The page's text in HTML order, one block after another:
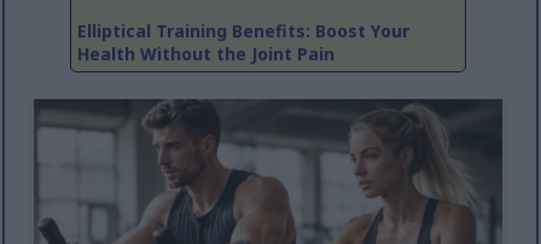
Elliptical Training Benefits: Boost Your
Health Without the Joint Pain